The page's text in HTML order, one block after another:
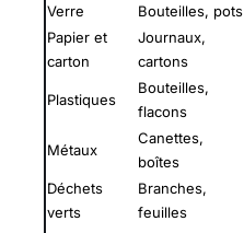
Verre Bouteilles, pots
Papier et
carton
Journaux,
cartons
Plastiques
Bouteilles,
flacons
Métaux
Canettes,
boîtes
Déchets
verts
Branches,
feuilles